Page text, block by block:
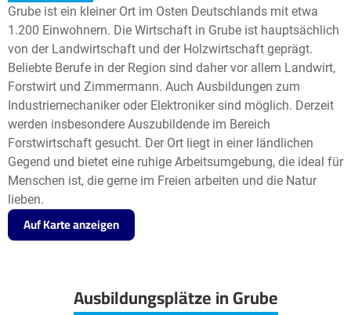
−
Grube ist ein kleiner Ort im Osten Deutschlands mit etwa
1.200 Einwohnern. Die Wirtschaft in Grube ist hauptsächlich
von der Landwirtschaft und der Holzwirtschaft geprägt.
Beliebte Berufe in der Region sind daher vor allem Landwirt,
Forstwirt und Zimmermann. Auch Ausbildungen zum
Industriemechaniker oder Elektroniker sind möglich. Derzeit
werden insbesondere Auszubildende im Bereich
Forstwirtschaft gesucht. Der Ort liegt in einer ländlichen
Gegend und bietet eine ruhige Arbeitsumgebung, die ideal für
Menschen ist, die gerne im Freien arbeiten und die Natur
lieben.
Auf Karte anzeigen
Ausbildungsplätze in Grube